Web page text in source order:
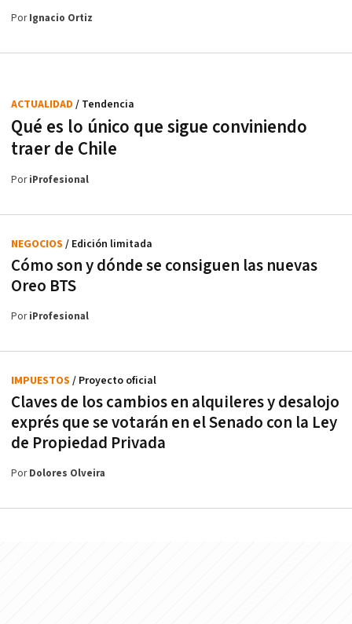
PorIgnacio Ortiz
Qué es lo único que sigue conviniendo
traer de Chile
ACTUALIDAD / Tendencia
PoriProfesional
Cómo son y dónde se consiguen las nuevas
Oreo BTS
NEGOCIOS / Edición limitada
PoriProfesional
Claves de los cambios en alquileres y desalojo
exprés que se votarán en el Senado con la Ley
de Propiedad Privada
IMPUESTOS / Proyecto oficial
PorDolores Olveira